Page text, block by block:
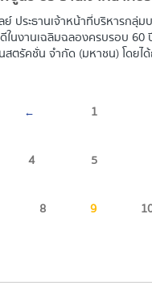
ระธานเจ้าหน้าที่บริหารกลุ่มบ
นงานเฉลิมฉลองครบรอบ 60
สตรัคชั่น จำกัด (มหาชน) โดย
← 1
4 5
8 9